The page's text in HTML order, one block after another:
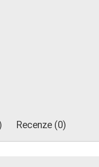
Recenze (0)